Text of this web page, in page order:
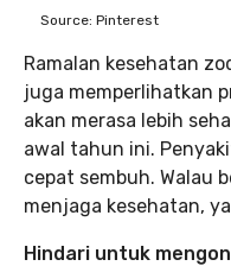
Source: Pinterest
Ramalan kesehatan
juga memperlihatkan
akan merasa lebih
awal tahun ini.
cepat sembuh. Walau
menjaga kesehatan,
Hindari untuk